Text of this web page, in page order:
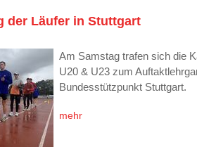
der Läufer in Stuttgart
Am Samstag trafen sich die
U20 & U23 zum
Bundesstützpunkt Stuttgart.
mehr